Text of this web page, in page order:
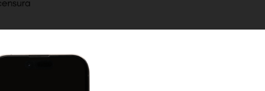
Capturado en Los Teques sujeto